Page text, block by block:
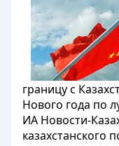
границу с
Нового года по
ИА Новости-
казахстанского